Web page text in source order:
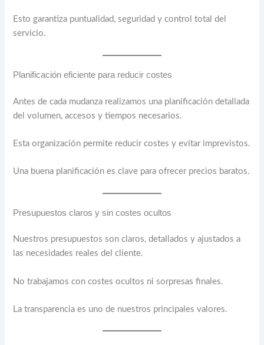
Esto garantiza puntualidad, seguridad y control total del
servicio.
Planificación eficiente para reducir costes
Antes de cada mudanza realizamos una planificación detallada
del volumen, accesos y tiempos necesarios.
Esta organización permite reducir costes y evitar imprevistos.
Una buena planificación es clave para ofrecer precios baratos.
Presupuestos claros y sin costes ocultos
Nuestros presupuestos son claros, detallados y ajustados a
las necesidades reales del cliente.
No trabajamos con costes ocultos ni sorpresas finales.
La transparencia es uno de nuestros principales valores.